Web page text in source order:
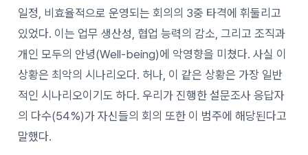
일정, 비효율적으로 운영되는 회의의 3중 타격에 휘둘리고
있었다. 이는 업무 생산성, 협업 능력의 감소, 그리고 조직과
개인 모두의 안녕(Well-being)에 악영향을 미쳤다. 사실 이
상황은 최악의 시나리오다. 허나, 이 같은 상황은 가장 일반
적인 시나리오이기도 하다. 우리가 진행한 설문조사 응답자
의 다수(54%)가 자신들의 회의 또한 이 범주에 해당된다고
말했다.